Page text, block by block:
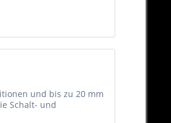
und bis zu 20 mm
Schalt- und